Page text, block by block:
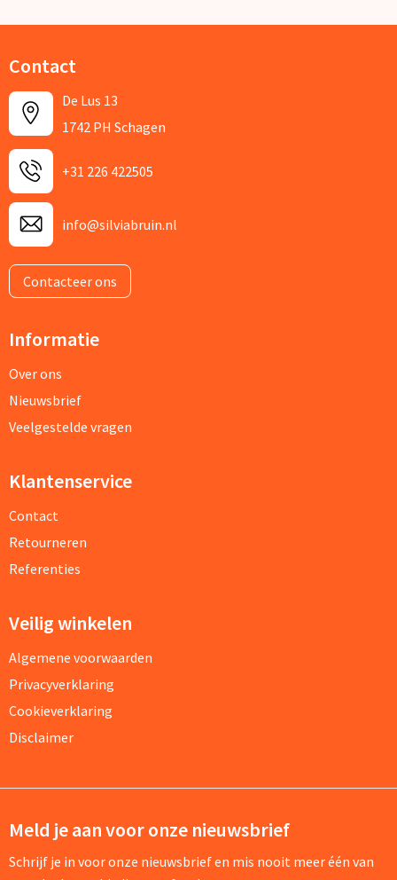
Contact
De Lus 13
1742 PH Schagen
+31 226 422505
info@silviabruin.nl
Contacteer ons
Informatie
Over ons
Nieuwsbrief
Veelgestelde vragen
Klantenservice
Contact
Retourneren
Referenties
Veilig winkelen
Algemene voorwaarden
Privacyverklaring
Cookieverklaring
Disclaimer
Meld je aan voor onze nieuwsbrief
Schrijf je in voor onze nieuwsbrief en mis nooit meer één van